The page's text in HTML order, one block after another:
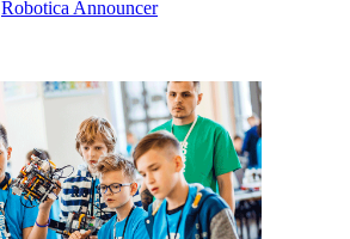
Robotica Announcer